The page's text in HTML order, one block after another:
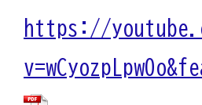
https://